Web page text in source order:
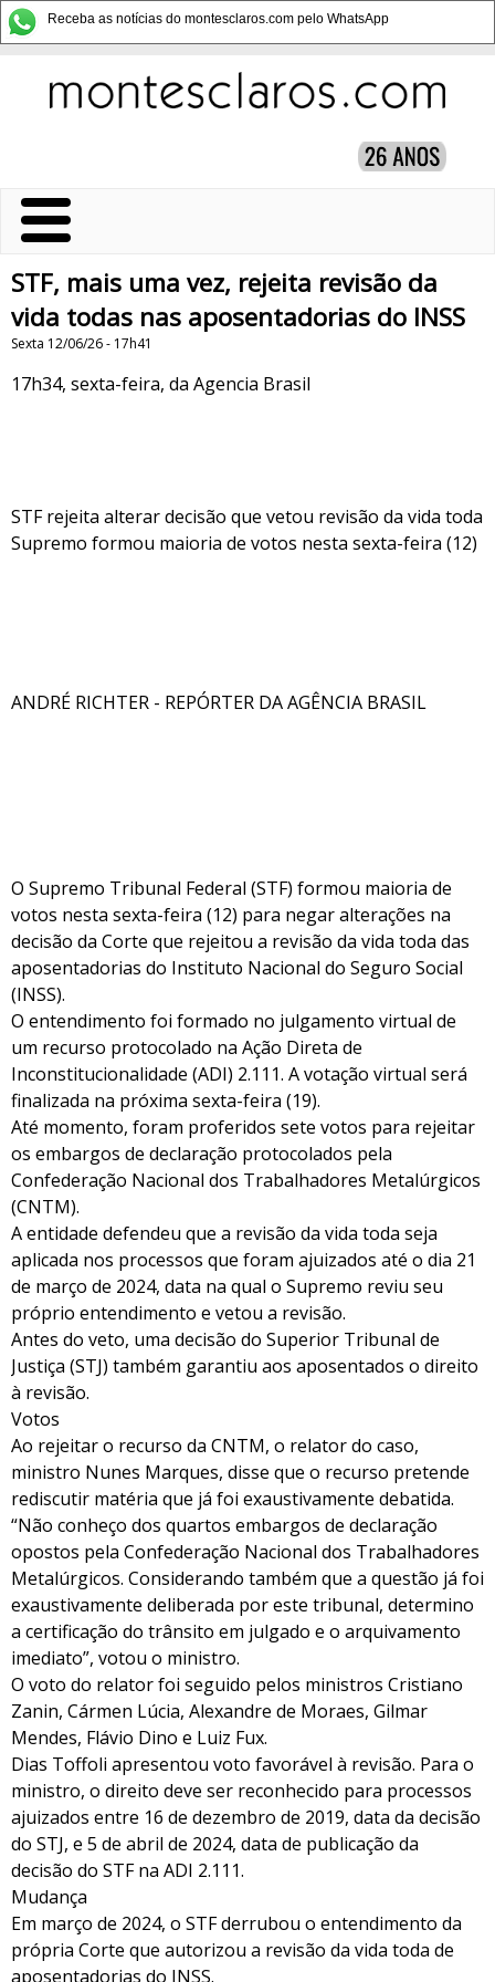
Receba as notícias do montesclaros.com pelo WhatsApp
STF, mais uma vez, rejeita revisão da
vida todas nas aposentadorias do INSS
Sexta 12/06/26 - 17h41
17h34, sexta-feira, da Agencia Brasil
STF rejeita alterar decisão que vetou revisão da vida toda
Supremo formou maioria de votos nesta sexta-feira (12)
ANDRÉ RICHTER - REPÓRTER DA AGÊNCIA BRASIL
O Supremo Tribunal Federal (STF) formou maioria de
votos nesta sexta-feira (12) para negar alterações na
decisão da Corte que rejeitou a revisão da vida toda das
aposentadorias do Instituto Nacional do Seguro Social
(INSS).
O entendimento foi formado no julgamento virtual de
um recurso protocolado na Ação Direta de
Inconstitucionalidade (ADI) 2.111. A votação virtual será
finalizada na próxima sexta-feira (19).
Até momento, foram proferidos sete votos para rejeitar
os embargos de declaração protocolados pela
Confederação Nacional dos Trabalhadores Metalúrgicos
(CNTM).
A entidade defendeu que a revisão da vida toda seja
aplicada nos processos que foram ajuizados até o dia 21
de março de 2024, data na qual o Supremo reviu seu
próprio entendimento e vetou a revisão.
Antes do veto, uma decisão do Superior Tribunal de
Justiça (STJ) também garantiu aos aposentados o direito
à revisão.
Votos
Ao rejeitar o recurso da CNTM, o relator do caso,
ministro Nunes Marques, disse que o recurso pretende
rediscutir matéria que já foi exaustivamente debatida.
“Não conheço dos quartos embargos de declaração
opostos pela Confederação Nacional dos Trabalhadores
Metalúrgicos. Considerando também que a questão já foi
exaustivamente deliberada por este tribunal, determino
a certificação do trânsito em julgado e o arquivamento
imediato”, votou o ministro.
O voto do relator foi seguido pelos ministros Cristiano
Zanin, Cármen Lúcia, Alexandre de Moraes, Gilmar
Mendes, Flávio Dino e Luiz Fux.
Dias Toffoli apresentou voto favorável à revisão. Para o
ministro, o direito deve ser reconhecido para processos
ajuizados entre 16 de dezembro de 2019, data da decisão
do STJ, e 5 de abril de 2024, data de publicação da
decisão do STF na ADI 2.111.
Mudança
Em março de 2024, o STF derrubou o entendimento da
própria Corte que autorizou a revisão da vida toda de
aposentadorias do INSS.